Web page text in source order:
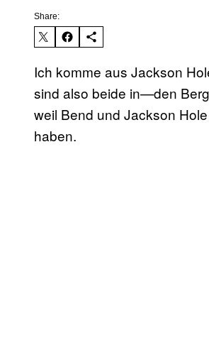
Share:
Ich komme aus Jackson
sind also beide in—den
weil Bend und Jackson
haben.